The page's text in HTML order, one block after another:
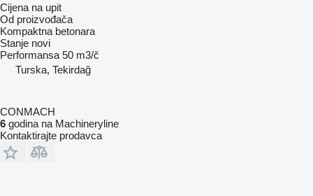
Cijena na upit
Od proizvođača
Kompaktna betonara
Stanje novi
Performansa 50 m3/č
Turska, Tekirdağ
CONMACH
6 godina na Machineryline
Kontaktirajte prodavca